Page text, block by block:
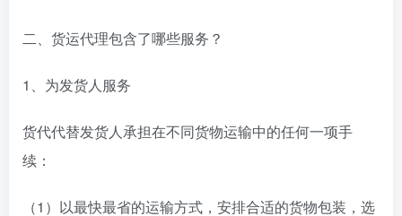
二、货运代理包含了哪些服务？
1、为发货人服务
货代代替发货人承担在不同货物运输中的任何一项手
续：
（1）以最快最省的运输方式，安排合适的货物包装，选